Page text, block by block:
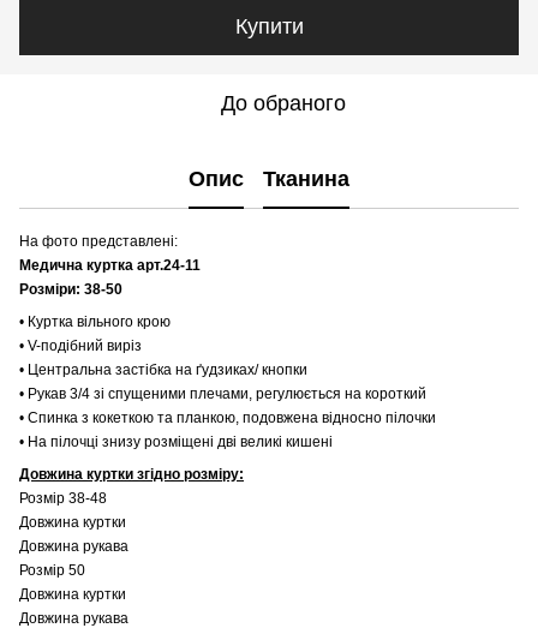
Купити
До обраного
Опис Тканина
На фото представлені:
Медична куртка арт.24-11
Розміри: 38-50
• Куртка вільного крою
• V-подібний виріз
• Центральна застібка на ґудзиках/ кнопки
• Рукав 3/4 зі спущеними плечами, регулюється на короткий
• Спинка з кокеткою та планкою, подовжена відносно пілочки
• На пілочці знизу розміщені дві великі кишені
Довжина куртки згідно розміру:
Розмір 38-48
Довжина куртки
Довжина рукава
Розмір 50
Довжина куртки
Довжина рукава